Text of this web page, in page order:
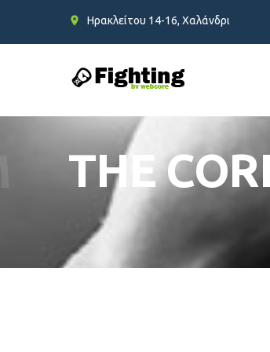
Ηρακλείτου 14-16, Χαλάνδρι
THE